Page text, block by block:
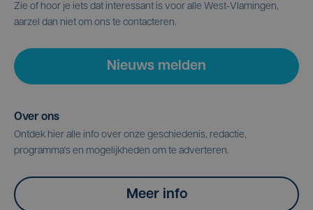
Zie of hoor je iets dat interessant is voor alle West-Vlamingen,
aarzel dan niet om ons te contacteren.
Nieuws melden
Over ons
Ontdek hier alle info over onze geschiedenis, redactie,
programma's en mogelijkheden om te adverteren.
Meer info